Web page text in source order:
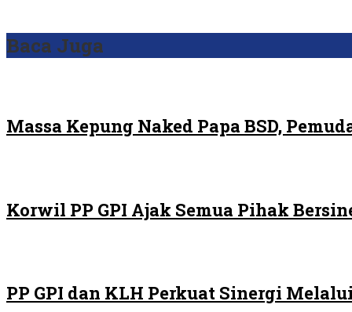
Baca Juga
Massa Kepung Naked Papa BSD,
Korwil PP GPI Ajak Semua Pihak
PP GPI dan KLH Perkuat Sinergi